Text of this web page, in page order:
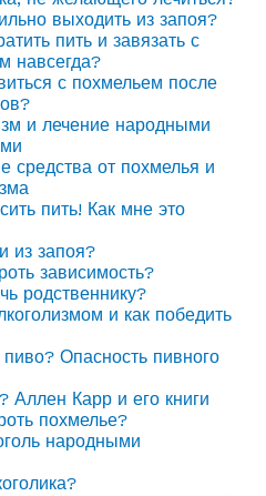
выходить из запоя?
пить и завязать с
навсегда?
с похмельем после
и лечение народными
средства от похмелья и
пить! Как мне это
из запоя?
зависимость?
родственнику?
и как победить
пиво? Опасность пивного
Аллен Карр и его книги
похмелье?
народными